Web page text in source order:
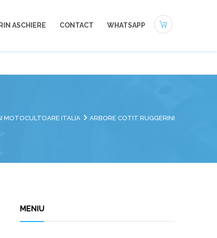
ASCHIERE CONTACT WHATSAPP
MOTOCULTOARE ITALIA ARBORE COTIT RUGGERINI
MENIU